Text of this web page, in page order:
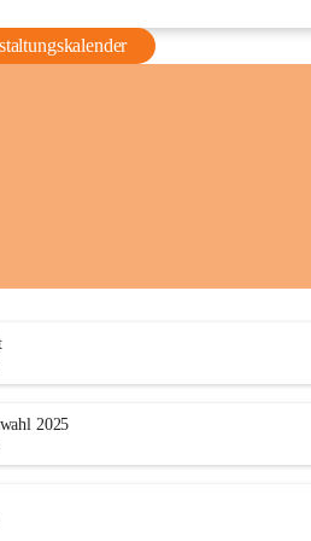
2025